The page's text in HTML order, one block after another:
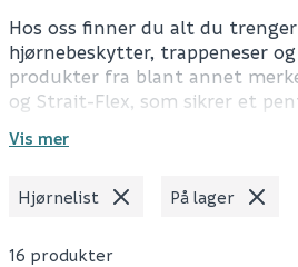
Hos oss finner du alt du
hjørnebeskytter, trappeneser
produkter fra blant annet
og Strait-Flex, som sikrer et
Vis mer
Hjørnelist På lager
16 produkter